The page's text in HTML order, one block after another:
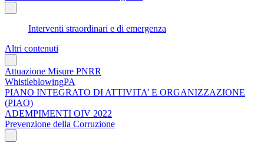
Interventi straordinari e di emergenza
Altri contenuti
Attuazione Misure PNRR
WhistleblowingPA
PIANO INTEGRATO DI ATTIVITA’ E ORGANIZZAZIONE
(PIAO)
ADEMPIMENTI OIV 2022
Prevenzione della Corruzione